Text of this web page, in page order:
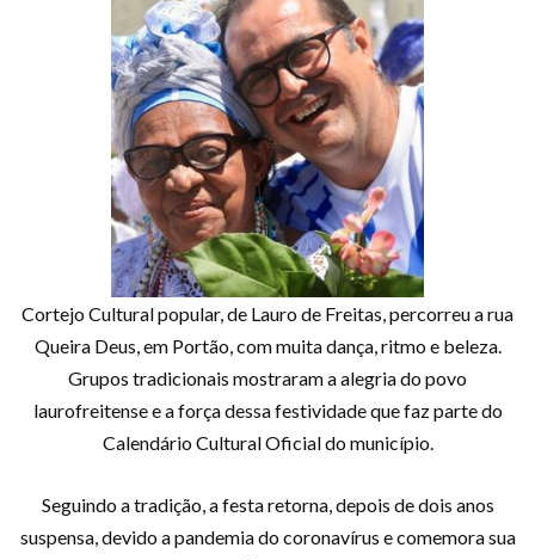
Cortejo Cultural popular, de Lauro de Freitas, percorreu a rua
Queira Deus, em Portão, com muita dança, ritmo e beleza.
Grupos tradicionais mostraram a alegria do povo
laurofreitense e a força dessa festividade que faz parte do
Calendário Cultural Oficial do município.
Seguindo a tradição, a festa retorna, depois de dois anos
suspensa, devido a pandemia do coronavírus e comemora sua